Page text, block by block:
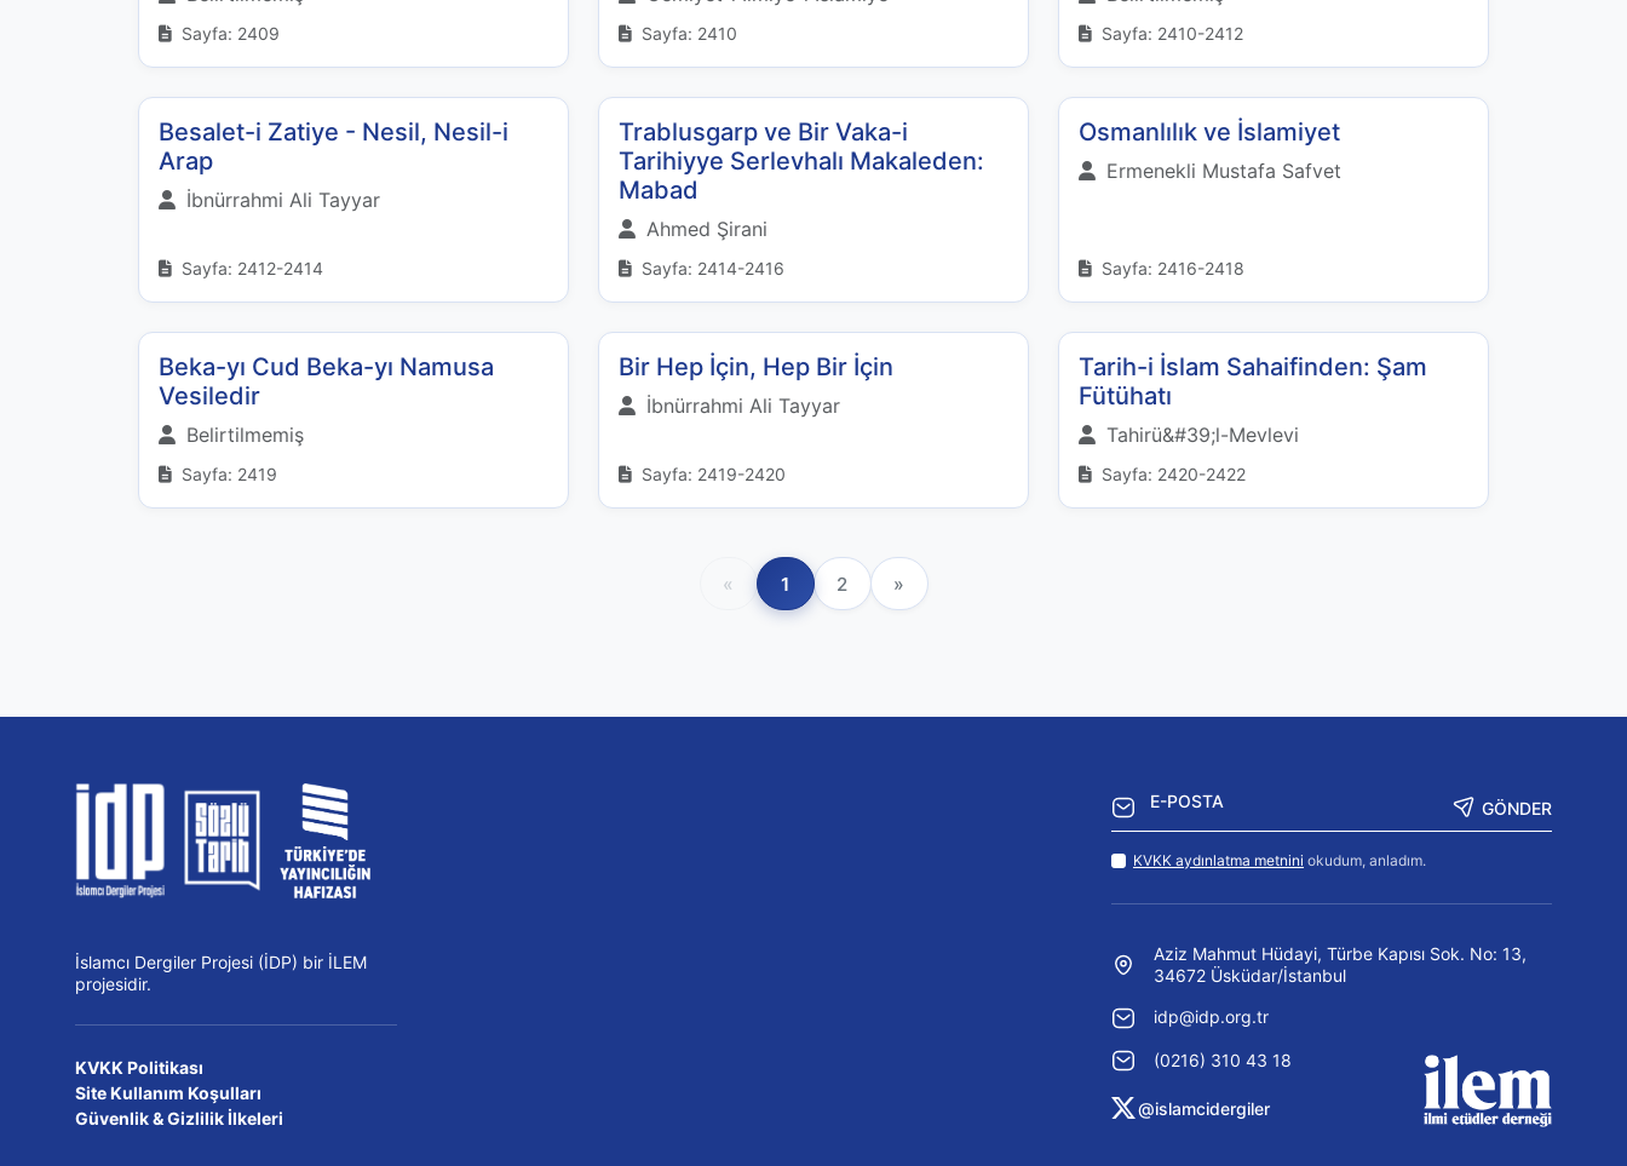
Sayfa: 2409 Sayfa: 2410 Sayfa: 2410-2412
Besalet-i Zatiye - Nesil, Nesil-i
Arap
İbnürrahmi Ali Tayyar
Sayfa: 2412-2414
Trablusgarp ve Bir Vaka-i
Tarihiyye Serlevhalı Makaleden:
Mabad
Ahmed Şirani
Sayfa: 2414-2416
Osmanlılık ve İslamiyet
Ermenekli Mustafa Safvet
Sayfa: 2416-2418
Beka-yı Cud Beka-yı Namusa
Vesiledir
Belirtilmemiş
Sayfa: 2419
Bir Hep İçin, Hep Bir İçin
İbnürrahmi Ali Tayyar
Sayfa: 2419-2420
Tarih-i İslam Sahaifinden: Şam
Fütühatı
Tahirü&#39;l-Mevlevi
Sayfa: 2420-2422
« 1 2 »
İslamcı Dergiler Projesi (İDP) bir İLEM
projesidir.
KVKK Politikası
Site Kullanım Koşulları
Güvenlik & Gizlilik İlkeleri
GÖNDER
KVKK aydınlatma metnini okudum, anladım.
Aziz Mahmut Hüdayi, Türbe Kapısı Sok. No: 13,
34672 Üsküdar/İstanbul
idp@idp.org.tr
(0216) 310 43 18
@islamcidergiler